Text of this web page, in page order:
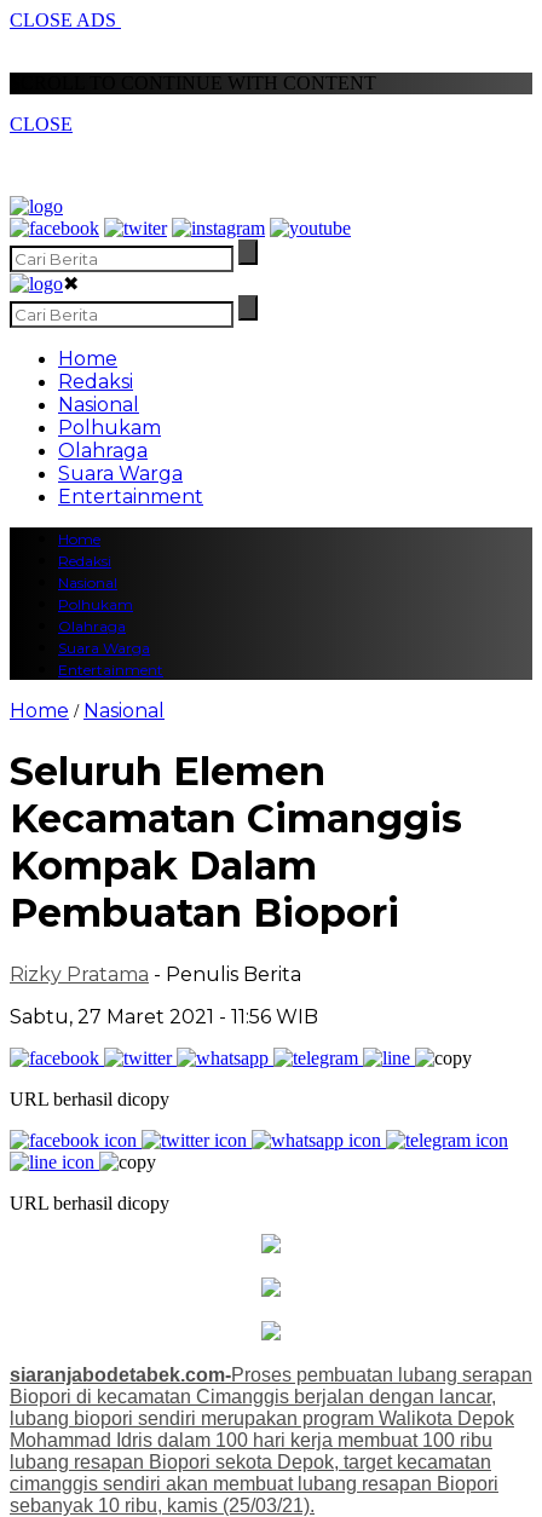
CLOSE ADS
SCROLL TO CONTINUE WITH CONTENT
CLOSE
✖
Home
Redaksi
Nasional
Polhukam
Olahraga
Suara Warga
Entertainment
Home
Redaksi
Nasional
Polhukam
Olahraga
Suara Warga
Entertainment
Home / Nasional
Seluruh Elemen
Kecamatan Cimanggis
Kompak Dalam
Pembuatan Biopori
Rizky Pratama - Penulis Berita
Sabtu, 27 Maret 2021 - 11:56 WIB
URL berhasil dicopy
URL berhasil dicopy
siaranjabodetabek.com-Proses pembuatan lubang serapan
Biopori di kecamatan Cimanggis berjalan dengan lancar,
lubang biopori sendiri merupakan program Walikota Depok
Mohammad Idris dalam 100 hari kerja membuat 100 ribu
lubang resapan Biopori sekota Depok, target kecamatan
cimanggis sendiri akan membuat lubang resapan Biopori
sebanyak 10 ribu, kamis (25/03/21).